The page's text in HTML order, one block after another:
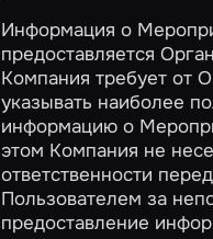
Информация о
предоставляется
Компания требует от
указывать наиболее
информацию о
этом Компания не
ответственности перед
Пользователем за
предоставление